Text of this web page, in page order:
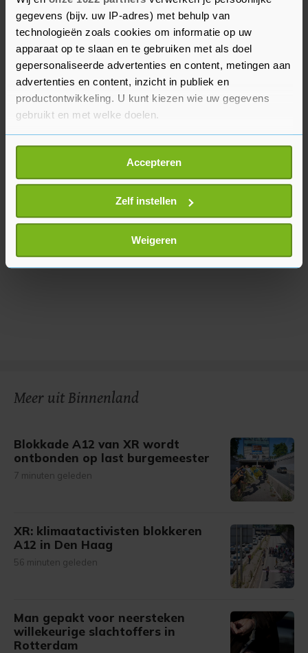
gegevens (bijv. uw IP-adres) met behulp van
technologieën zoals cookies om informatie op uw
apparaat op te slaan en te gebruiken met als doel
gepersonaliseerde advertenties en content, metingen aan
advertenties en content, inzicht in publiek en
productontwikkeling. U kunt kiezen wie uw gegevens
gebruikt en met welke doelen.
Als u het toestaat, willen we ook graag:
Informatie verzamelen over uw geografische
locatie, die tot een paar meter nauwkeurig kan zijn
Uw apparaat identificeren door het actief te
scannen op specifieke eigenschappen (fingerprinting)
Lees meer over hoe uw persoonlijke gegevens worden
verwerkt en stel uw voorkeuren in het
U kunt uw toestemming op elk moment wijzigen of
Accepteren
Zelf instellen
Weigeren
Over de ruzie over de exportbeperking voor
chipmachinemaker ASML wilde Rutte weinig
kwijt. Xi verklaarde dat dat soort maatregelen
niks opleveren en tot confrontaties kunnen
leiden.
Meer uit Binnenland
Blokkade A12 van XR wordt
ontbonden op last burgemeester
7 minuten geleden
XR: klimaatactivisten blokkeren
A12 in Den Haag
56 minuten geleden
Man gepakt voor neersteken
willekeurige slachtoffers in
Rotterdam